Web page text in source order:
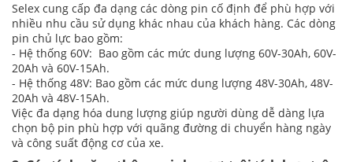
Selex cung cấp đa dạng các dòng pin cố định để phù hợp với
nhiều nhu cầu sử dụng khác nhau của khách hàng. Các dòng
pin chủ lực bao gồm:
- Hệ thống 60V: Bao gồm các mức dung lượng 60V-30Ah, 60V-
20Ah và 60V-15Ah.
- Hệ thống 48V: Bao gồm các mức dung lượng 48V-30Ah, 48V-
20Ah và 48V-15Ah.
Việc đa dạng hóa dung lượng giúp người dùng dễ dàng lựa
chọn bộ pin phù hợp với quãng đường di chuyển hàng ngày
và công suất động cơ của xe.